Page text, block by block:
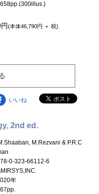
(本体46,790円 ＋ 税)
いいね
2nd ed.
M.Rezvani & P.R.C
0-323-66112-6
年